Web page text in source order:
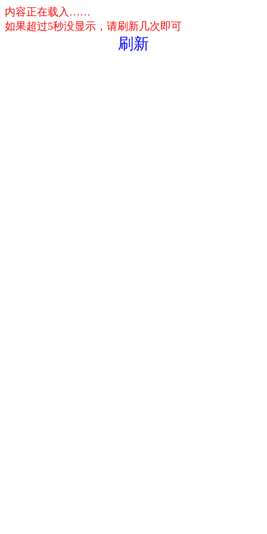
内容正在载入……
如果超过5秒没显示，请刷新几次即可
刷新